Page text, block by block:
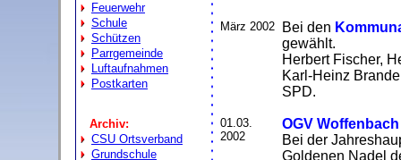
Feuerwehr
Schule
Schützen
Parrgemeinde
Luftaufnahmen
Postkarten
Archiv:
CSU Ortsverband
Grundschule
März 2002 Bei den
gewählt.
Herbert Fischer,
Karl-Heinz
SPD.
01.03.
2002
OGV Woffenbach
Bei der
Goldenen Nadel